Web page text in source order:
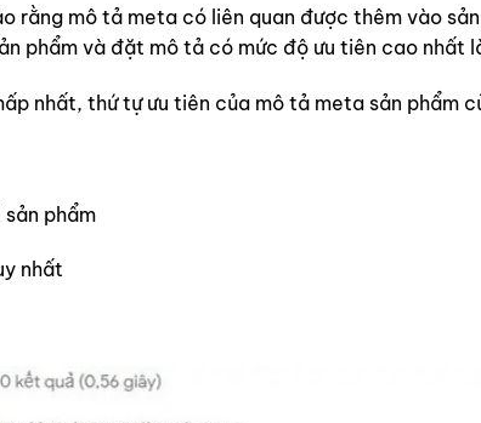
rằng mô tả meta có liên quan được thêm vào
phẩm và đặt mô tả có mức độ ưu tiên cao nhất
nhất, thứ tự ưu tiên của mô tả meta sản phẩm
phẩm
nhất